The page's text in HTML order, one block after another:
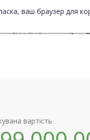
ваш браузер для
UA
ENG
вартість